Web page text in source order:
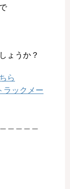
ょうか？
ら
ラックメー